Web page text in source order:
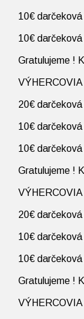
10€
10€
Gratulujeme !
VÝHERCOVIA
20€
10€
10€
Gratulujeme !
VÝHERCOVIA
20€
10€
10€
Gratulujeme !
VÝHERCOVIA